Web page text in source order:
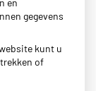
en
gegevens
kunt u
of